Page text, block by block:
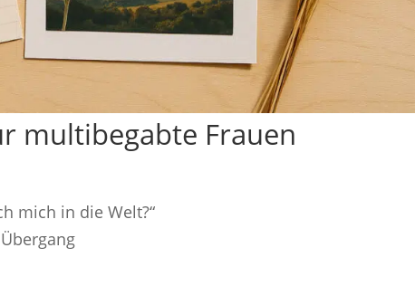
multibegabte Frauen
mich in die Welt?“